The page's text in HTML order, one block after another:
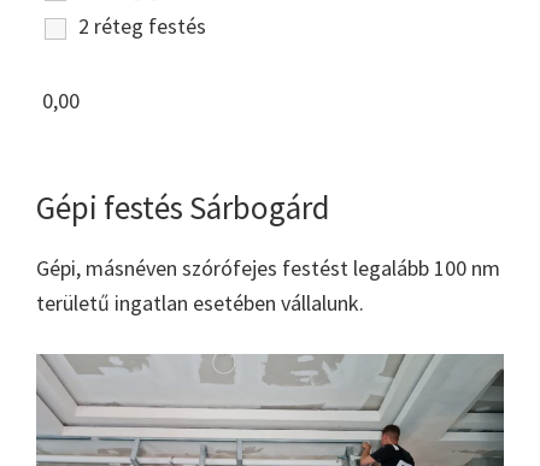
2 réteg festés
0,00
Gépi festés Sárbogárd
Gépi, másnéven szórófejes festést legalább 100 nm
területű ingatlan esetében vállalunk.